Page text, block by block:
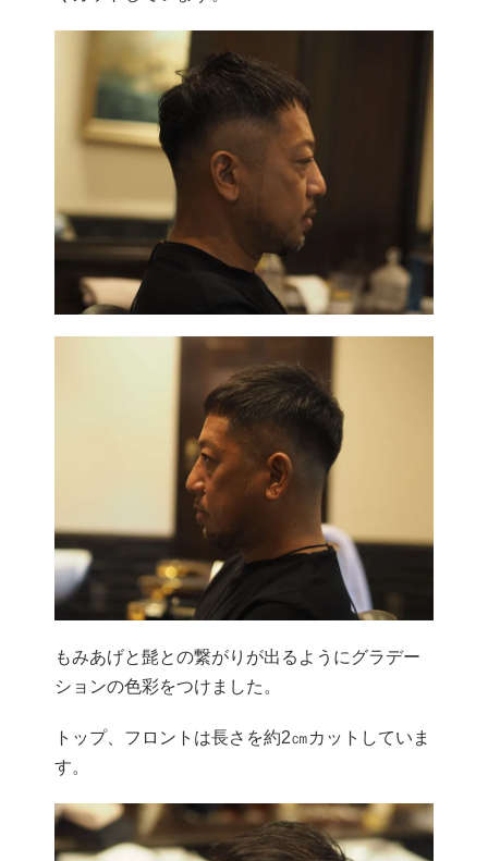
もみあげと髭との繋がりが出るようにグラデー
ションの色彩をつけました。
トップ、フロントは長さを約2㎝カットしていま
す。